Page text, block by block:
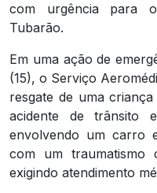
com urgência para
Tubarão.
Em uma ação de
(15), o Serviço
resgate de uma
acidente de trânsito
envolvendo um carro
com um traumatismo
exigindo atendimento